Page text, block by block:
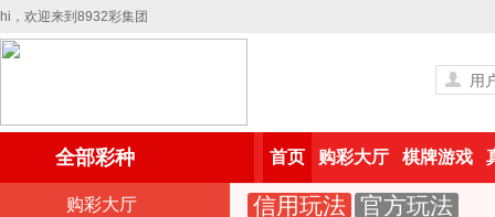
hi，欢迎来到8932彩集团
全部彩种 首页 购彩大厅 棋牌游戏